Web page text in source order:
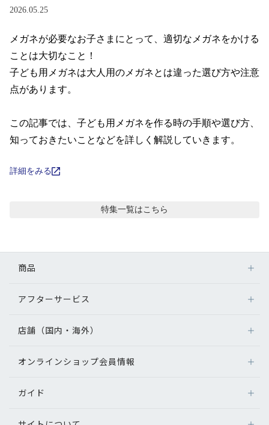
グッズ・小物
ブランドを探す
ブランド一覧
レビュー
ブログ
2026.05.25
メガネが必要なお子さまにとって、適切なメガネをかける
ことは大切なこと！
子ども用メガネは大人用のメガネとは違った選び方や注意
点があります。
この記事では、子ども用メガネを作る時の手順や選び方、
知っておきたいことなどを詳しく解説していきます。
詳細をみる
特集一覧はこちら
商品
メガネ
サングラス
補聴器
グッズ・小物
アフターサービス
アフターサービス
メガネの不具合、修理について
補聴器に関するアフターサービス
店舗（国内・海外）
店舗検索
オンラインショップ会員情報
ログイン
ガイド